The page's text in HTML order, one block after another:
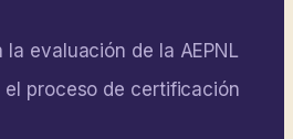
la evaluación de la AEPNL
el proceso de certificación